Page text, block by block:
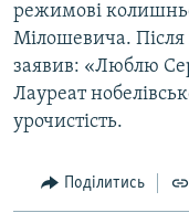
режимові
Мілошевича. Після
заявив: «Люблю
Лауреат
урочистість.
Поділитись